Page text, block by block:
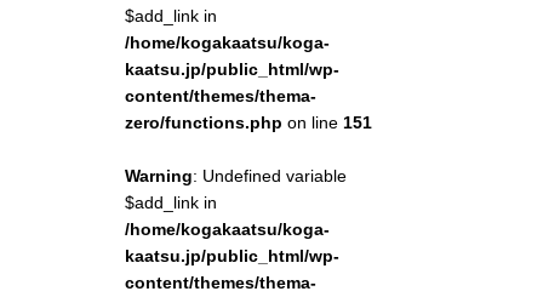
$add_link in
/home/kogakaatsu/koga-
kaatsu.jp/public_html/wp-
content/themes/thema-
zero/functions.php on line 151
Warning: Undefined variable
$add_link in
/home/kogakaatsu/koga-
kaatsu.jp/public_html/wp-
content/themes/thema-